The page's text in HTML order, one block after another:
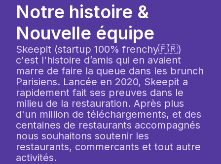
Notre histoire &
Nouvelle équipe
Skeepit (startup 100% frenchy🇫🇷)
c'est l'histoire d’amis qui en avaient
marre de faire la queue dans les brunch
Parisiens. Lancée en 2020, Skeepit a
rapidement fait ses preuves dans le
milieu de la restauration. Après plus
d'un million de téléchargements, et des
centaines de restaurants accompagnés
nous souhaitons soutenir les
restaurants, commercants et tout autre
activités.